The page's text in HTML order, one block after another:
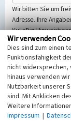
Wir bitten Sie um
Adresse. Ihre
KuLaDig-
Selbstverständlich
dem 25.05.2018
(EU-DSGVO)
Hinweise zum
Nachricht
Wir verwenden
Dies sind zum einen
Funktionsfähigkeit
nicht widersprechen,
hinaus verwenden
Nutzbarkeit unserer
sind. Mit Anklicken
Weitere
Impressum |